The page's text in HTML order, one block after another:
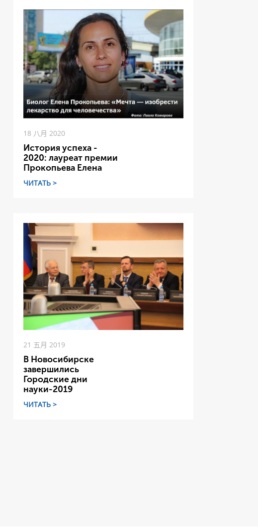
18 八月 2020
История успеха -
2020: лауреат премии
Прокопьева Елена
ЧИТАТЬ >
21 五月 2019
В Новосибирске
завершились
Городские дни
науки-2019
ЧИТАТЬ >